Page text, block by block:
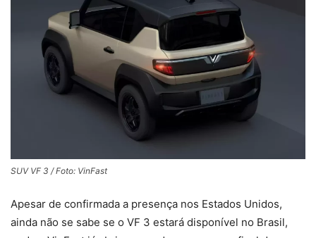
SUV VF 3 / Foto: VinFast
Apesar de confirmada a presença nos Estados Unidos,
ainda não se sabe se o VF 3 estará disponível no Brasil,